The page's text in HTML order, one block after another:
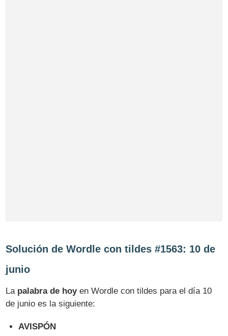
Solución de Wordle con tildes #1563: 10 de
junio
La palabra de hoyen Wordle con tildes para el día 10
de junio es la siguiente:
AVISPÓN